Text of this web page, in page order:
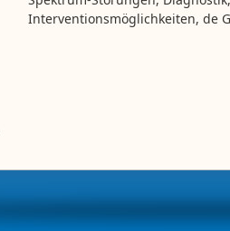
Interventionsmöglichkeiten, de